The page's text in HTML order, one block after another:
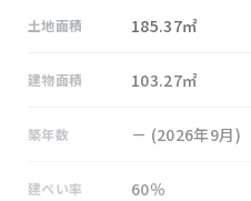
土地面積 185.37㎡
建物面積 103.27㎡
築年数 － (2026年9月)
建ぺい率 60％